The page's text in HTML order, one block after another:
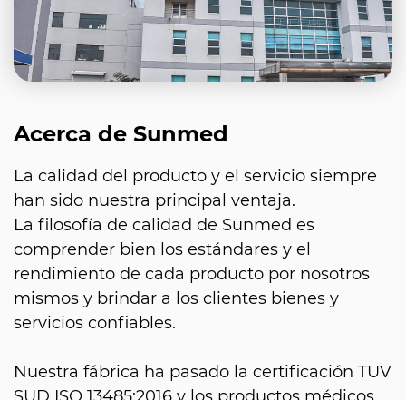
Acerca de Sunmed
La calidad del producto y el servicio siempre
han sido nuestra principal ventaja.
La filosofía de calidad de Sunmed es
comprender bien los estándares y el
rendimiento de cada producto por nosotros
mismos y brindar a los clientes bienes y
servicios confiables.
Nuestra fábrica ha pasado la certificación TUV
SUD ISO 13485:2016 y los productos médicos